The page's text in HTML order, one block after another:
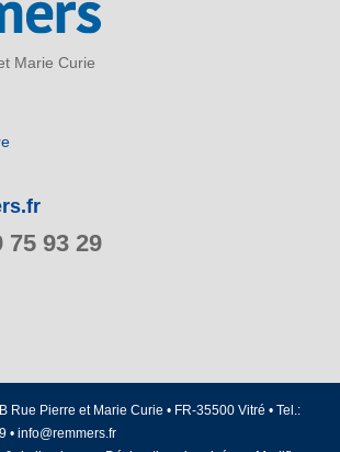
Marie Curie
75 93 29
Rue Pierre et Marie Curie • FR-35500 Vitré • Tel.:
• info@remmers.fr